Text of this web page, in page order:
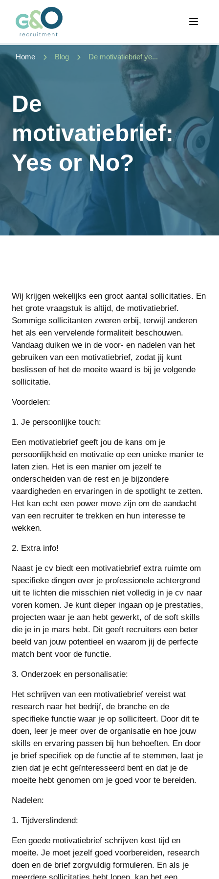
Open
Home Blog De motivatiebrief ye...
De
motivatiebrief:
Yes or No?
Wij krijgen wekelijks een groot aantal sollicitaties. En
het grote vraagstuk is altijd, de motivatiebrief.
Sommige sollicitanten zweren erbij, terwijl anderen
het als een vervelende formaliteit beschouwen.
Vandaag duiken we in de voor- en nadelen van het
gebruiken van een motivatiebrief, zodat jij kunt
beslissen of het de moeite waard is bij je volgende
sollicitatie.
Voordelen:
1. Je persoonlijke touch:
Een motivatiebrief geeft jou de kans om je
persoonlijkheid en motivatie op een unieke manier te
laten zien. Het is een manier om jezelf te
onderscheiden van de rest en je bijzondere
vaardigheden en ervaringen in de spotlight te zetten.
Het kan echt een power move zijn om de aandacht
van een recruiter te trekken en hun interesse te
wekken.
2. Extra info!
Naast je cv biedt een motivatiebrief extra ruimte om
specifieke dingen over je professionele achtergrond
uit te lichten die misschien niet volledig in je cv naar
voren komen. Je kunt dieper ingaan op je prestaties,
projecten waar je aan hebt gewerkt, of de soft skills
die je in je mars hebt. Dit geeft recruiters een beter
beeld van jouw potentieel en waarom jij de perfecte
match bent voor de functie.
3. Onderzoek en personalisatie:
Het schrijven van een motivatiebrief vereist wat
research naar het bedrijf, de branche en de
specifieke functie waar je op solliciteert. Door dit te
doen, leer je meer over de organisatie en hoe jouw
skills en ervaring passen bij hun behoeften. En door
je brief specifiek op de functie af te stemmen, laat je
zien dat je echt geïnteresseerd bent en dat je de
moeite hebt genomen om je goed voor te bereiden.
Nadelen:
1. Tijdverslindend:
Een goede motivatiebrief schrijven kost tijd en
moeite. Je moet jezelf goed voorbereiden, research
doen en de brief zorgvuldig formuleren. En als je